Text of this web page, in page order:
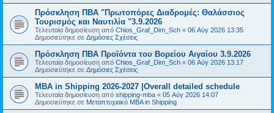
Πρόσκληση ΠΒΑ "Πρωτοπόρες Διαδρομές: Θαλάσσιος
Τουρισμός και Ναυτιλία "3.9.2026
Τελευταία δημοσίευση από Chios_Graf_Dim_Sch « 06 Αύγ 2026 13:35
Δημοσιεύτηκε σε Δημόσιες Σχέσεις
Πρόσκληση ΠΒΑ Προϊόντα του Βορείου Αιγαίου 3.9.2026
Τελευταία δημοσίευση από Chios_Graf_Dim_Sch « 06 Αύγ 2026 13:17
Δημοσιεύτηκε σε Δημόσιες Σχέσεις
MBA in Shipping 2026-2027 |Overall detailed schedule
Τελευταία δημοσίευση από shipping-mba « 05 Αύγ 2026 14:07
Δημοσιεύτηκε σε Μεταπτυχιακό MBA in Shipping